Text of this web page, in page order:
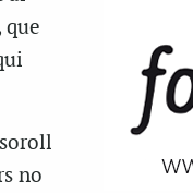
no